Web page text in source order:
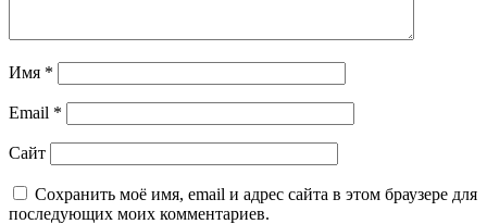
Имя *
Email *
Сайт
Сохранить моё имя, email и адрес сайта в этом браузере для
последующих моих комментариев.